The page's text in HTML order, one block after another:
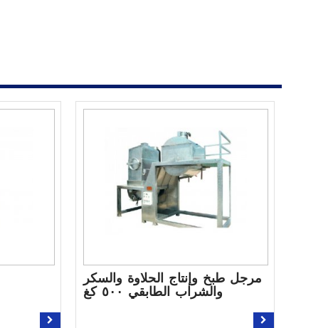
مرجل طبخ وإنتاج الحلاوة والسكر
والشراب الطابقي ٥٠٠ كغ